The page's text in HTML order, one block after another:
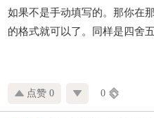
如果不是手动填写的。那你在
的格式就可以了。同样是四舍
点赞 0 0